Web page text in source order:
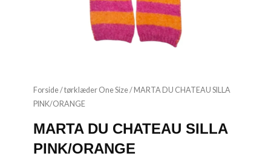
Forside/tørklæder One Size/ MARTA DU CHATEAU SILLA
PINK/ORANGE
MARTA DU CHATEAU SILLA
PINK/ORANGE